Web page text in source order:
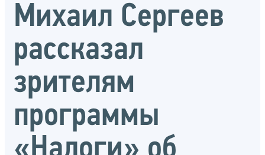
Михаил Сергеев
рассказал
зрителям
программы